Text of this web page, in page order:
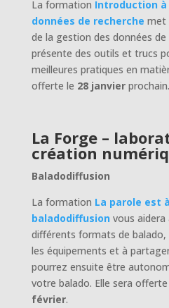
La formation Introduction
données de recherche met
de la gestion des données
présente des outils et trucs
meilleures pratiques en
offerte le 28 janvier prochain.
La Forge –
création
Baladodiffusion
La formation La parole est
baladodiffusionvous aidera
différents formats de balado,
les équipements et à
pourrez ensuite être
votre balado. Elle sera offerte
février.